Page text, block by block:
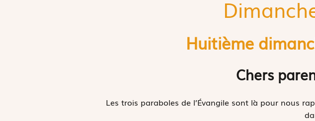
Huitième
Chers
Les trois paraboles de l’Évangile sont là pour nous